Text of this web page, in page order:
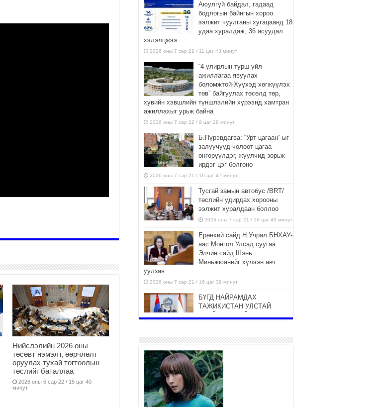
Нийслэлийн 2026 оны
төсөвт нэмэлт, өөрчлөлт
оруулах тухай тогтоолын
төслийг баталлаа
2026 оны 6 сар 22 / 15 цаг 40
минут
Аюулгүй байдал, гадаад
бодлогын байнгын хороо
ээлжит чуулганы хугацаанд 18
удаа хуралдаж, 36 асуудал
хэлэлцжээ
2026 оны 7 сар 22 / 11 цаг 43 минут
“4 улирлын турш үйл
ажиллагаа явуулах
боломжтой-Хүүхэд хөгжүүлэх
төв” байгуулах төсөлд төр,
хувийн хэвшлийн түншлэлийн хүрээнд хамтран
ажиллахыг урьж байна
2026 оны 7 сар 22 / 9 цаг 28 минут
Б.Пүрэвдагва: “Урт цагаан”-ыг
залуучууд чөлөөт цагаа
өнгөрүүлдэг, жуулчид зорьж
ирдэг цэг болгоно
2026 оны 7 сар 21 / 16 цаг 47 минут
Тусгай замын автобус /BRT/
төслийн удирдах хорооны
ээлжит хуралдаан боллоо
2026 оны 7 сар 21 / 16 цаг 43 минут
Ерөнхий сайд Н.Учрал БНХАУ-
аас Монгол Улсад суугаа
Элчин сайд Шэнь
Миньжюанийг хүлээн авч
уулзав
2026 оны 7 сар 21 / 16 цаг 39 минут
БҮГД НАЙРАМДАХ
ТАЖИКИСТАН УЛСТАЙ
26,992 суралцагч хотхоны бага
сургуульд, 8100 суралцагч
төрөлжсөн ахлах сургуульд
суралцана
2026 оны 7 сар 21 / 13 цаг 43 минут
COP17 хурлын үеэрх замын